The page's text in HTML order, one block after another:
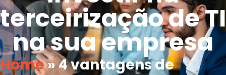
terceirização de TI
na sua empresa
Home»4 vantagens de